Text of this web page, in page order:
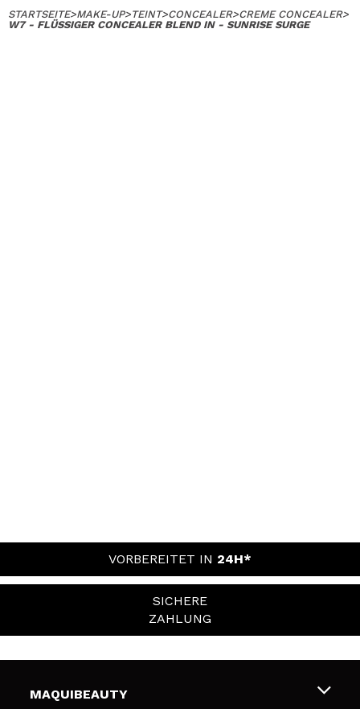
STARTSEITE>MAKE-UP>TEINT>CONCEALER>CREME CONCEALER>
W7 - FLÜSSIGER CONCEALER BLEND IN - SUNRISE SURGE
VORBEREITET IN 24H*
SICHERE
ZAHLUNG
MAQUIBEAUTY